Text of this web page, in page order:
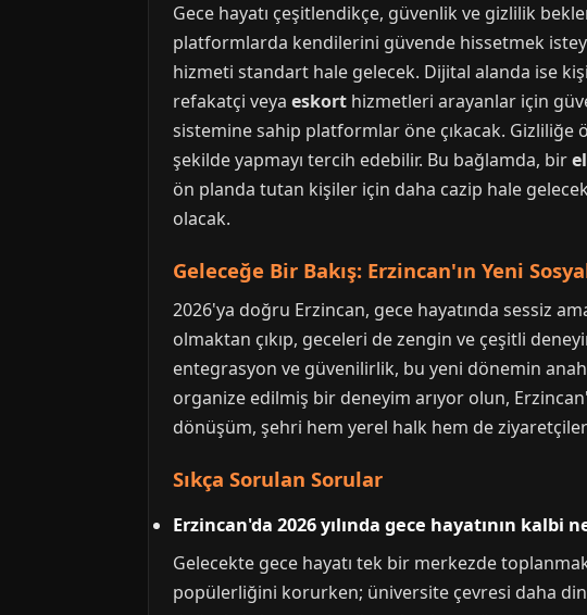
Gece hayatı çeşitlendikçe, güvenlik ve gizlilik
platformlarda kendilerini güvende hissetmek
hizmeti standart hale gelecek. Dijital alanda ise
refakatçi veya eskort hizmetleri arayanlar için
sistemine sahip platformlar öne çıkacak. Gizliliğe
şekilde yapmayı tercih edebilir. Bu bağlamda, bir
ön planda tutan kişiler için daha cazip hale
olacak.
Geleceğe Bir Bakış: Erzincan'ın Yeni
2026'ya doğru Erzincan, gece hayatında sessiz
olmaktan çıkıp, geceleri de zengin ve çeşitli
entegrasyon ve güvenilirlik, bu yeni dönemin
organize edilmiş bir deneyim arıyor olun,
dönüşüm, şehri hem yerel halk hem de
Sıkça Sorulan Sorular
Erzincan'da 2026 yılında gece hayatının kalbi
Gelecekte gece hayatı tek bir merkezde
popülerliğini korurken; üniversite çevresi daha